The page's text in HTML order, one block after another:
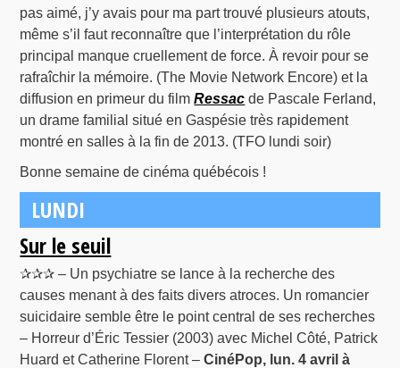
pas aimé, j’y avais pour ma part trouvé plusieurs atouts,
même s’il faut reconnaître que l’interprétation du rôle
principal manque cruellement de force. À revoir pour se
rafraîchir la mémoire. (The Movie Network Encore) et la
diffusion en primeur du filmRessac de Pascale Ferland,
un drame familial situé en Gaspésie très rapidement
montré en salles à la fin de 2013. (TFO lundi soir)
Bonne semaine de cinéma québécois !
LUNDI
Sur le seuil
✰✰✰ – Un psychiatre se lance à la recherche des
causes menant à des faits divers atroces. Un romancier
suicidaire semble être le point central de ses recherches
– Horreur d’Éric Tessier (2003) avec Michel Côté, Patrick
Huard et Catherine Florent –CinéPop, lun. 4 avril à